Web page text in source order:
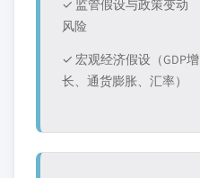
✓ 监管假设与政策变动
风险
✓ 宏观经济假设（GDP增
长、通货膨胀、汇率）